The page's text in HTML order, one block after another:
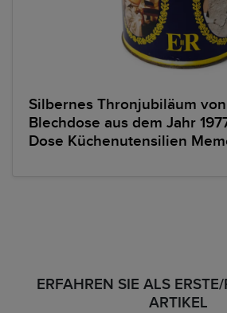
Silbernes Thronjubiläum
Blechdose aus dem Jahr
Dose Küchenutensilien
ERFAHREN SIE ALS
ARTIKEL